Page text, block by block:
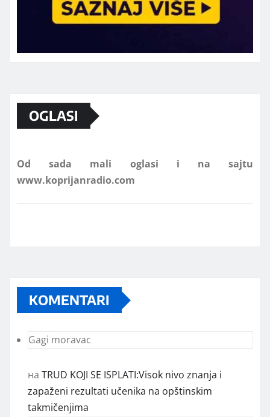
OGLASI
Od sada mali oglasi i na sajtu
KOMENTARI
Gagi moravac
на TRUD KOJI SE ISPLATI:Visok nivo znanja i
zapaženi rezultati učenika na opštinskim
takmičenjima